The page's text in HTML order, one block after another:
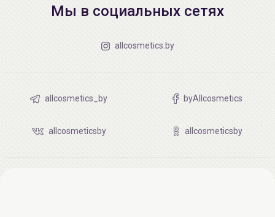
упаковки - ROUND LAB делает мир, в котором мы живем,
красивее и безопаснее, позволяя и своим покупателям
узнать цены Вы всегда сможете как в нашем интернет-
Вы можете получить полноценную профессиональную
Мы в социальных сетях
allcosmetics.by
allcosmetics_by byAllcosmetics
allcosmeticsby allcosmeticsby